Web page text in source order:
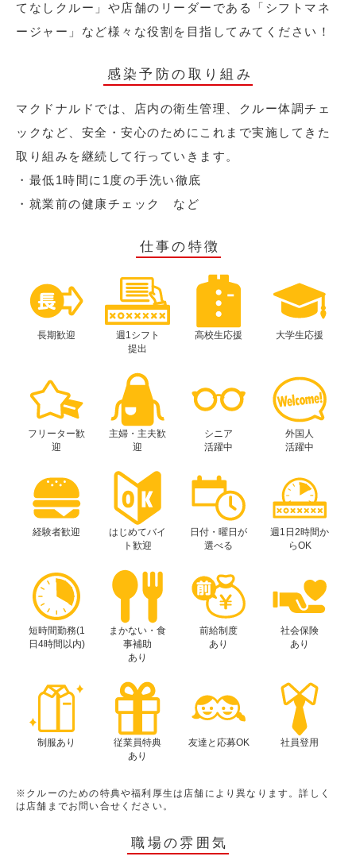
てなしクルー」や店舗のリーダーである「シフトマネ
ージャー」など様々な役割を目指してみてください！
感染予防の取り組み
マクドナルドでは、店内の衛生管理、クルー体調チェ
ックなど、安全・安心のためにこれまで実施してきた
取り組みを継続して行っていきます。
・最低1時間に1度の手洗い徹底
・就業前の健康チェック など
仕事の特徴
長期歓迎
週1シフト
提出
高校生応援 大学生応援
フリーター歓
迎
主婦・主夫歓
迎
シニア
活躍中
外国人
活躍中
経験者歓迎
はじめてバイ
ト歓迎
日付・曜日が
選べる
週1日2時間か
らOK
短時間勤務(1
日4時間以内)
まかない・食
事補助
あり
前給制度
あり
社会保険
あり
制服あり
従業員特典
あり
友達と応募OK 社員登用
※クルーのための特典や福利厚生は店舗により異なります。詳しく
は店舗までお問い合せください。
職場の雰囲気